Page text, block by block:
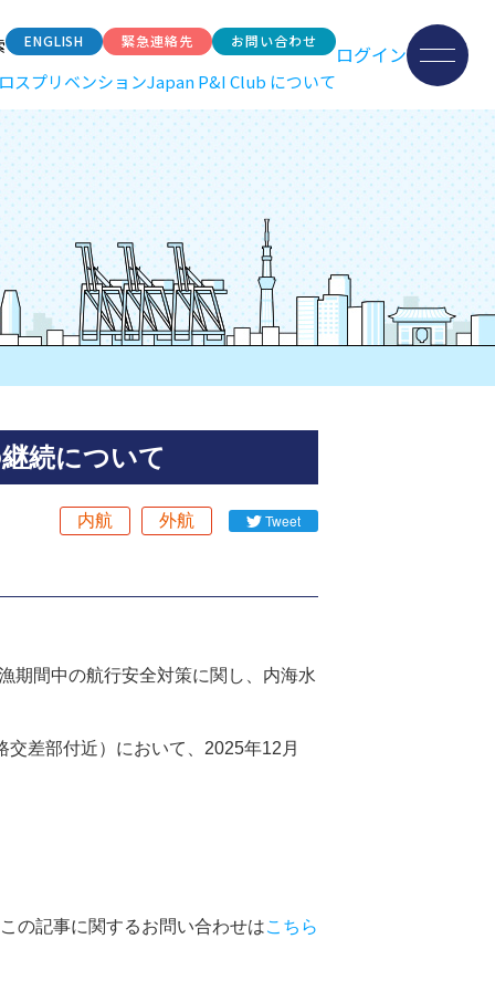
ENGLISH 緊急連絡先 お問い合わせ
スプリベンションJapan P&I Club について
ログイン
続について
内航 外航 Tweet
期間中の航行安全対策に関し、内海水
差部付近）において、2025年12月
この記事に関するお問い合わせはこちら